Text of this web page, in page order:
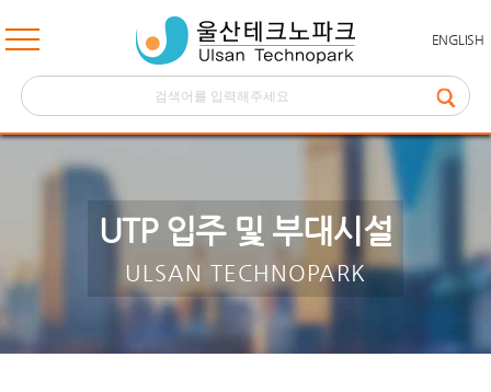
ENGLISH
UTP 입주 및 부대시설
ULSAN TECHNOPARK